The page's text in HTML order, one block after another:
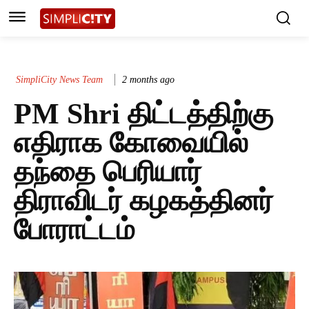
SimpliCity News Team 2 months ago
PM Shri திட்டத்திற்கு
எதிராக கோவையில்
தந்தை பெரியார்
திராவிடர் கழகத்தினர்
போராட்டம்